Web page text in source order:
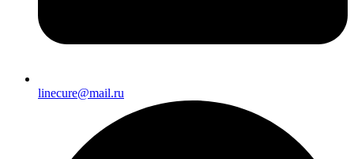
linecure@mail.ru